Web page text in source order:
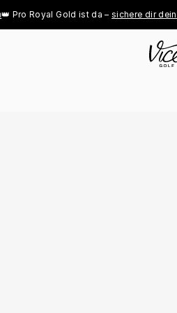
Royal Gold ist da – sichere dir deinen